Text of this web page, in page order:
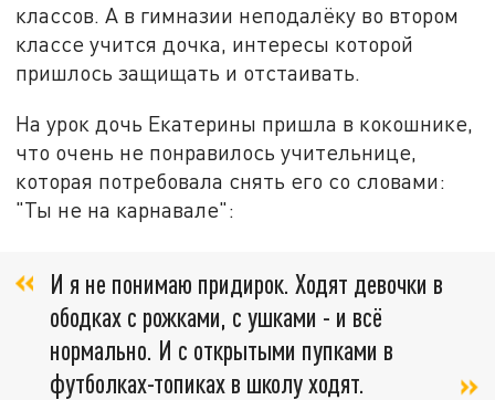
классов. А в гимназии неподалёку во втором
классе учится дочка, интересы которой
пришлось защищать и отстаивать.
На урок дочь Екатерины пришла в кокошнике,
что очень не понравилось учительнице,
которая потребовала снять его со словами:
"Ты не на карнавале":
И я не понимаю придирок. Ходят девочки в
ободках с рожками, с ушками - и всё
нормально. И с открытыми пупками в
футболках-топиках в школу ходят.